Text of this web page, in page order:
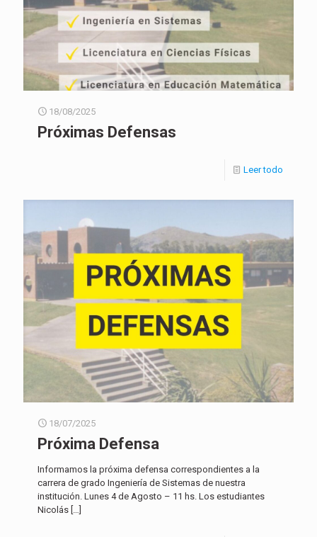
18/08/2025
Próximas Defensas
Leer todo
18/07/2025
Próxima Defensa
Informamos la próxima defensa correspondientes a la
carrera de grado Ingeniería de Sistemas de nuestra
institución. Lunes 4 de Agosto – 11 hs. Los estudiantes
Nicolás […]